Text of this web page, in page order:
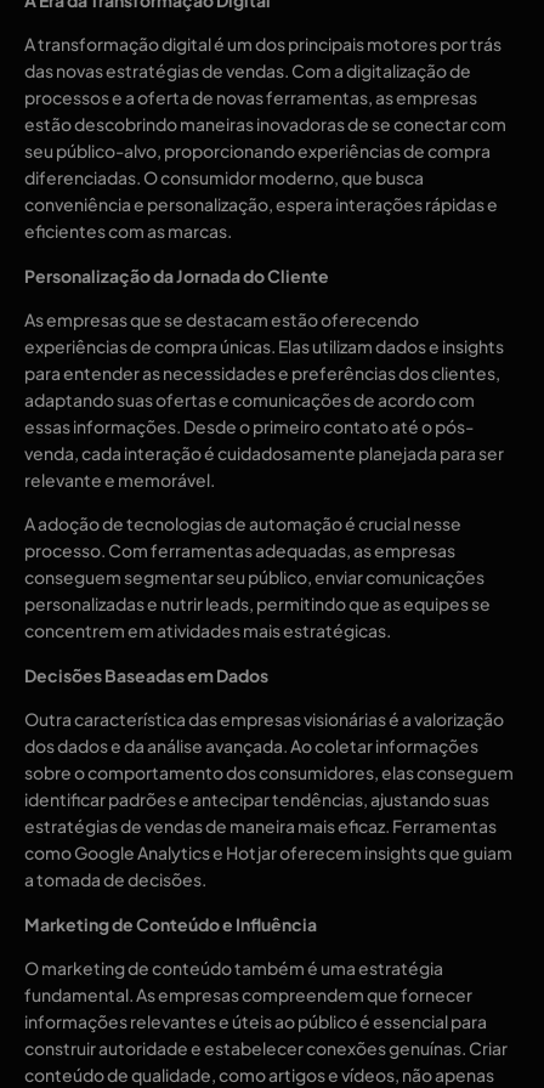
A transformação digital é um dos principais motores por trás
das novas estratégias de vendas. Com a digitalização de
processos e a oferta de novas ferramentas, as empresas
estão descobrindo maneiras inovadoras de se conectar com
seu público-alvo, proporcionando experiências de compra
diferenciadas. O consumidor moderno, que busca
conveniência e personalização, espera interações rápidas e
eficientes com as marcas.
Personalização da Jornada do Cliente
As empresas que se destacam estão oferecendo
experiências de compra únicas. Elas utilizam dados e insights
para entender as necessidades e preferências dos clientes,
adaptando suas ofertas e comunicações de acordo com
essas informações. Desde o primeiro contato até o pós-
venda, cada interação é cuidadosamente planejada para ser
relevante e memorável.
A adoção de tecnologias de automação é crucial nesse
processo. Com ferramentas adequadas, as empresas
conseguem segmentar seu público, enviar comunicações
personalizadas e nutrir leads, permitindo que as equipes se
concentrem em atividades mais estratégicas.
Decisões Baseadas em Dados
Outra característica das empresas visionárias é a valorização
dos dados e da análise avançada. Ao coletar informações
sobre o comportamento dos consumidores, elas conseguem
identificar padrões e antecipar tendências, ajustando suas
estratégias de vendas de maneira mais eficaz. Ferramentas
como Google Analytics e Hotjar oferecem insights que guiam
a tomada de decisões.
Marketing de Conteúdo e Influência
O marketing de conteúdo também é uma estratégia
fundamental. As empresas compreendem que fornecer
informações relevantes e úteis ao público é essencial para
construir autoridade e estabelecer conexões genuínas. Criar
conteúdo de qualidade, como artigos e vídeos, não apenas